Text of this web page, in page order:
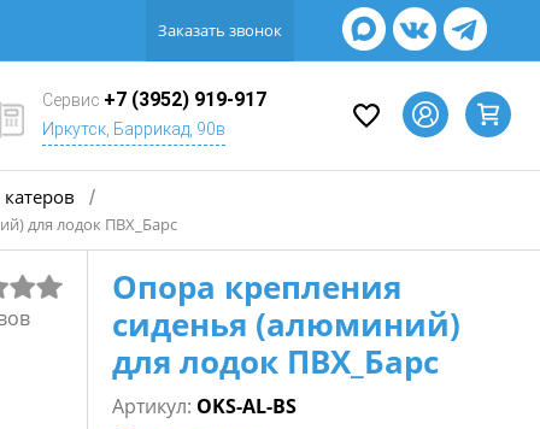
Заказать звонок
Сервис +7 (3952) 919-917
Иркутск, Баррикад, 90в
/
для лодок ПВХ_Барс
Опора крепления
сиденья (алюминий)
для лодок ПВХ_Барс
Артикул: OKS-AL-BS